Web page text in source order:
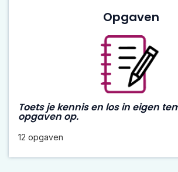
Opgaven
Toets je kennis en los in eigen
opgaven op.
12 opgaven